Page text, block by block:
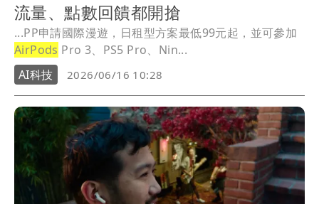
流量、點數回饋都開搶
...PP申請國際漫遊，日租型方案最低99元起，並可參加
AirPods Pro 3、PS5 Pro、Nin...
AI科技
2026/06/16 10:28